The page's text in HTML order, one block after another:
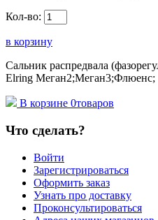
Кол-во:
в корзину
Сальник распредвала
Elring Меган2;Меган3;Флюенс;
В корзине 0товаров
Что сделать?
Войти
Зарегистрироваться
Оформить заказ
Узнать про доставку
Проконсультироваться